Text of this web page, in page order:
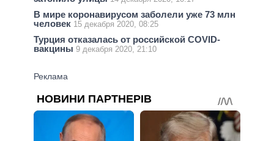
В мире коронавирусом заболели уже 73 млн
человек 15 декабря 2020, 08:25
Турция отказалась от российской COVID-
вакцины 9 декабря 2020, 21:10